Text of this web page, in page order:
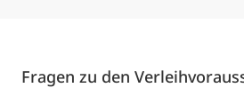
Fragen zu den